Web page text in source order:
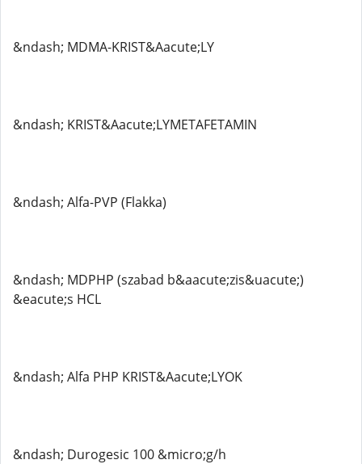
&ndash; MDMA-KRIST&Aacute;LY
&ndash; KRIST&Aacute;LYMETAFETAMIN
&ndash; Alfa-PVP (Flakka)
&ndash; MDPHP (szabad b&aacute;zis&uacute;)
&eacute;s HCL
&ndash; Alfa PHP KRIST&Aacute;LYOK
&ndash; Durogesic 100 &micro;g/h